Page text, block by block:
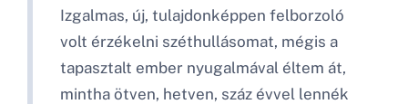
Izgalmas, új, tulajdonképpen felborzoló
volt érzékelni széthullásomat, mégis a
tapasztalt ember nyugalmával éltem át,
mintha ötven, hetven, száz évvel lennék